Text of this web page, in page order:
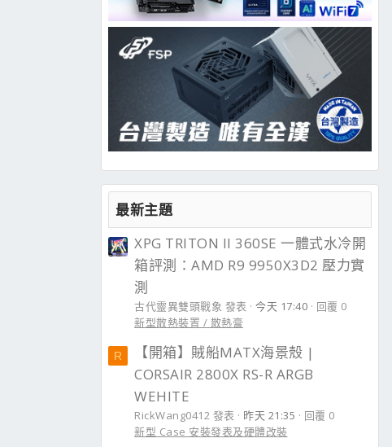
最新主題
XPG TRITON II 360SE 一體式水冷開
箱評測：AMD R9 9950X3D2 壓力實
測
古代靈異雙頭戰象 發表 今天 17:40
回覆 0
新型散熱裝置 / 散熱膏
R
【開箱】賊船MATX海景殼 |
CORSAIR 2800X RS-R ARGB
WEHITE
RickWang0412 發表 昨天 21:35
回覆 0
新型 Case 安裝發表及硬體改裝